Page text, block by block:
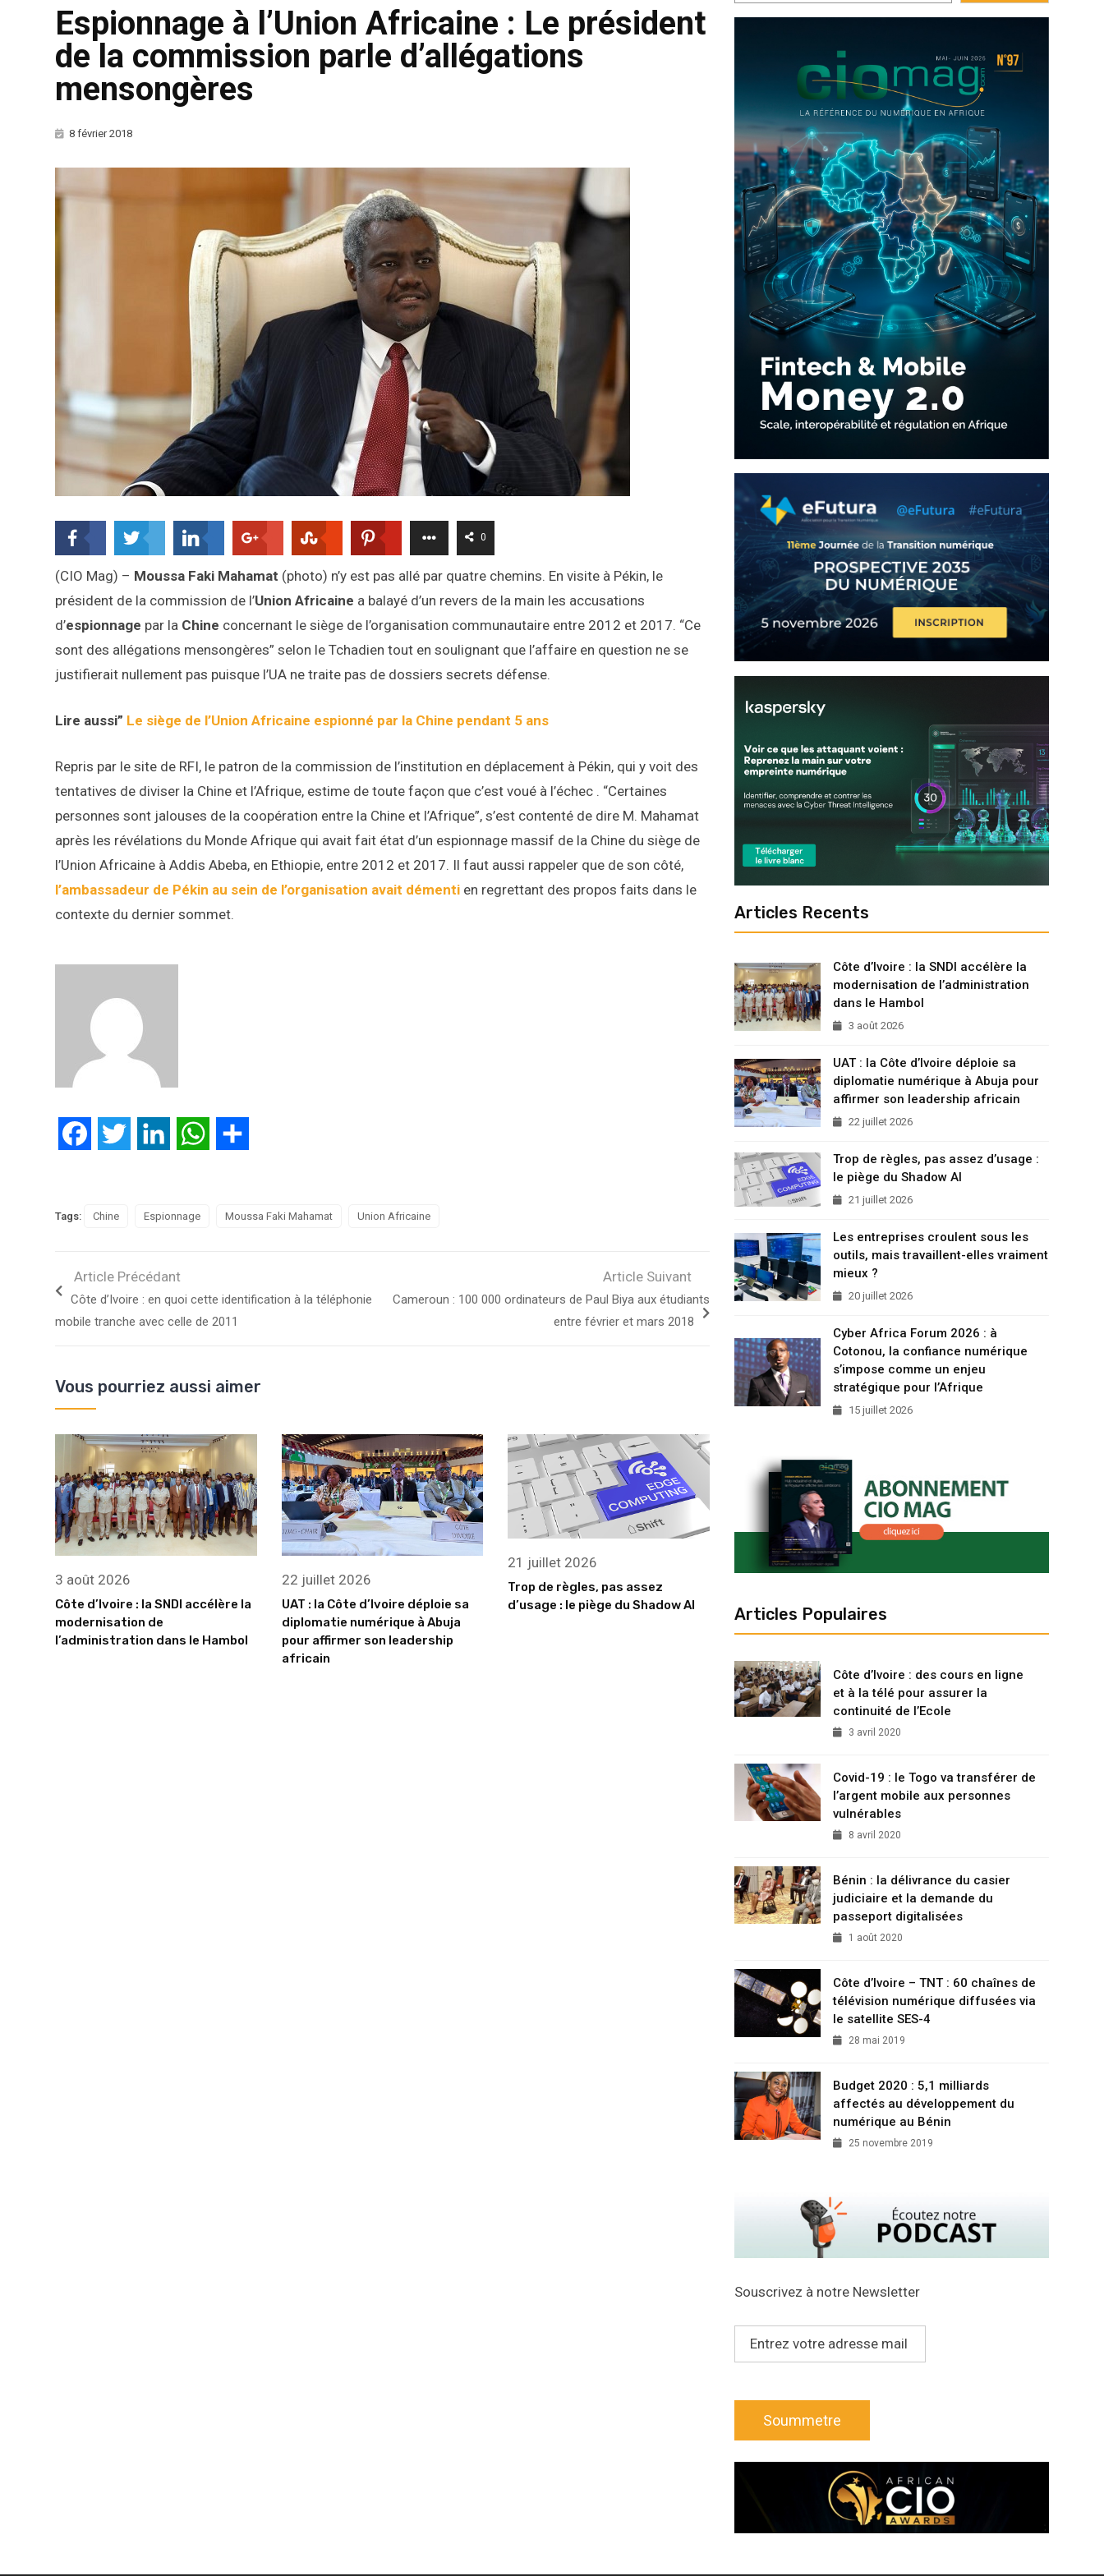
Espionnage à l’Union Africaine : Le président
de la commission parle d’allégations
mensongères
8 février 2018
0
(CIO Mag) – Moussa Faki Mahamat (photo) n’y est pas allé par quatre chemins. En visite à Pékin, le
président de la commission de l’Union Africaine a balayé d’un revers de la main les accusations
d’espionnage par la Chine concernant le siège de l’organisation communautaire entre 2012 et 2017. “Ce
sont des allégations mensongères” selon le Tchadien tout en soulignant que l’affaire en question ne se
justifierait nullement pas puisque l’UA ne traite pas de dossiers secrets défense.
Lire aussi” Le siège de l’Union Africaine espionné par la Chine pendant 5 ans
Repris par le site de RFI, le patron de la commission de l’institution en déplacement à Pékin, qui y voit des
tentatives de diviser la Chine et l’Afrique, estime de toute façon que c’est voué à l’échec . “Certaines
personnes sont jalouses de la coopération entre la Chine et l’Afrique”, s’est contenté de dire M. Mahamat
après les révélations du Monde Afrique qui avait fait état d’un espionnage massif de la Chine du siège de
l’Union Africaine à Addis Abeba, en Ethiopie, entre 2012 et 2017. Il faut aussi rappeler que de son côté,
l’ambassadeur de Pékin au sein de l’organisation avait démenti en regrettant des propos faits dans le
contexte du dernier sommet.
FacebookTwitter LinkedIn WhatsApp
Tags: Chine Espionnage Moussa Faki Mahamat Union Africaine
Article Précédant
Côte d’Ivoire : en quoi cette identification à la téléphonie
mobile tranche avec celle de 2011
Article Suivant
Cameroun : 100 000 ordinateurs de Paul Biya aux étudiants
entre février et mars 2018
Vous pourriez aussi aimer
3 août 2026
Côte d’Ivoire : la SNDI accélère la
modernisation de
l’administration dans le Hambol
22 juillet 2026
UAT : la Côte d’Ivoire déploie sa
diplomatie numérique à Abuja
pour affirmer son leadership
africain
21 juillet 2026
Trop de règles, pas assez
d’usage : le piège du Shadow AI
Articles Recents
Côte d’Ivoire : la SNDI accélère la
modernisation de l’administration
dans le Hambol
3 août 2026
UAT : la Côte d’Ivoire déploie sa
diplomatie numérique à Abuja pour
affirmer son leadership africain
22 juillet 2026
Trop de règles, pas assez d’usage :
le piège du Shadow AI
21 juillet 2026
Les entreprises croulent sous les
outils, mais travaillent-elles vraiment
mieux ?
20 juillet 2026
Cyber Africa Forum 2026 : à
Cotonou, la confiance numérique
s’impose comme un enjeu
stratégique pour l’Afrique
15 juillet 2026
Articles Populaires
Côte d’Ivoire : des cours en ligne
et à la télé pour assurer la
continuité de l’Ecole
3 avril 2020
Covid-19 : le Togo va transférer de
l’argent mobile aux personnes
vulnérables
8 avril 2020
Bénin : la délivrance du casier
judiciaire et la demande du
passeport digitalisées
1 août 2020
Côte d’Ivoire – TNT : 60 chaînes de
télévision numérique diffusées via
le satellite SES-4
28 mai 2019
Budget 2020 : 5,1 milliards
affectés au développement du
numérique au Bénin
25 novembre 2019
Souscrivez à notre Newsletter